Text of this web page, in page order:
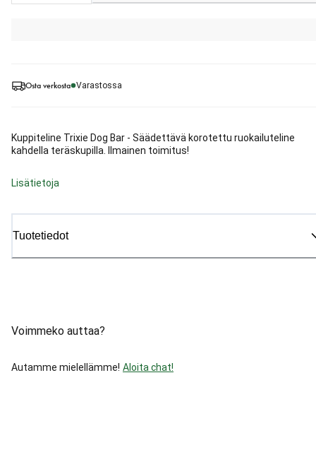
Osta verkosta Varastossa
Kuppiteline Trixie Dog Bar - Säädettävä korotettu ruokailuteline
kahdella teräskupilla. Ilmainen toimitus!
Lisätietoja
Tuotetiedot
Voimmeko auttaa?
Autamme mielellämme! Aloita chat!